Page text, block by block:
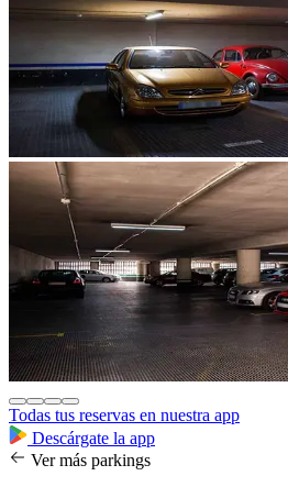
Todas tus reservas en nuestra app
Descárgate la app
Ver más parkings